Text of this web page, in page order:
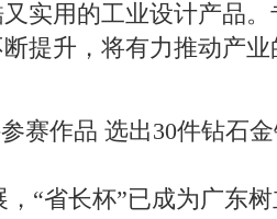
实用的工业设计产品
提升，将有力推动产
赛作品 选出30件钻石
省长杯”已成为广东树